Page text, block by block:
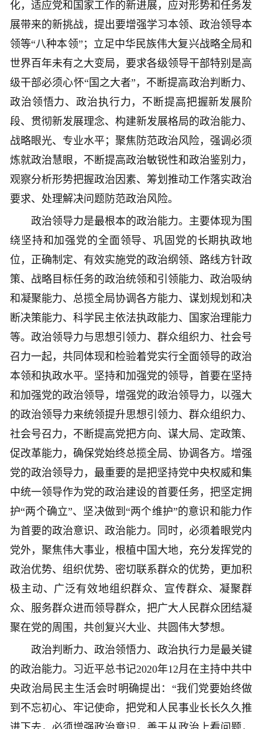
化，适应党和国家工作的新进展，应对形势和任务发
展带来的新挑战，提出要增强学习本领、政治领导本
领等“八种本领”；立足中华民族伟大复兴战略全局和
世界百年未有之大变局，要求各级领导干部特别是高
级干部必须心怀“国之大者”，不断提高政治判断力、
政治领悟力、政治执行力，不断提高把握新发展阶
段、贯彻新发展理念、构建新发展格局的政治能力、
战略眼光、专业水平；聚焦防范政治风险，强调必须
炼就政治慧眼，不断提高政治敏锐性和政治鉴别力，
观察分析形势把握政治因素、筹划推动工作落实政治
要求、处理解决问题防范政治风险。
政治领导力是最根本的政治能力。主要体现为围
绕坚持和加强党的全面领导、巩固党的长期执政地
位，正确制定、有效实施党的政治纲领、路线方针政
策、战略目标任务的政治统领和引领能力、政治吸纳
和凝聚能力、总揽全局协调各方能力、谋划规划和决
断决策能力、科学民主依法执政能力、国家治理能力
等。政治领导力与思想引领力、群众组织力、社会号
召力一起，共同体现和检验着党实行全面领导的政治
本领和执政水平。坚持和加强党的领导，首要在坚持
和加强党的政治领导，增强党的政治领导力，以强大
的政治领导力来统领提升思想引领力、群众组织力、
社会号召力，不断提高党把方向、谋大局、定政策、
促改革能力，确保党始终总揽全局、协调各方。增强
党的政治领导力，最重要的是把坚持党中央权威和集
中统一领导作为党的政治建设的首要任务，把坚定拥
护“两个确立”、坚决做到“两个维护”的意识和能力作
为首要的政治意识、政治能力。同时，必须着眼党内
党外，聚焦伟大事业，根植中国大地，充分发挥党的
政治优势、组织优势、密切联系群众的优势，更加积
极主动、广泛有效地组织群众、宣传群众、凝聚群
众、服务群众进而领导群众，把广大人民群众团结凝
聚在党的周围，共创复兴大业、共圆伟大梦想。
政治判断力、政治领悟力、政治执行力是最关键
的政治能力。习近平总书记2020年12月在主持中共中
央政治局民主生活会时明确提出：“我们党要始终做
到不忘初心、牢记使命，把党和人民事业长长久久推